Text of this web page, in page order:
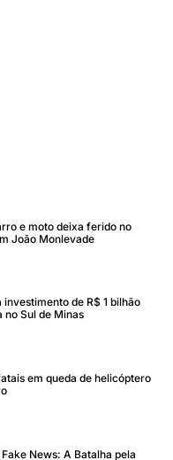
e moto deixa ferido no
João Monlevade
investimento de R$ 1 bilhão
Sul de Minas
em queda de helicóptero
News: A Batalha pela